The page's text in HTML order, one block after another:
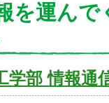
を運んで
学部 情報通